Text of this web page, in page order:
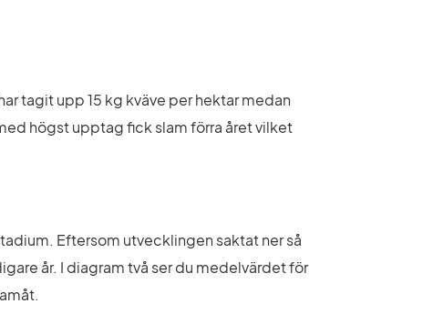
tagit upp 15 kg kväve per hektar medan
högst upptag fick slam förra året vilket
Eftersom utvecklingen saktat ner så
år. I diagram två ser du medelvärdet för